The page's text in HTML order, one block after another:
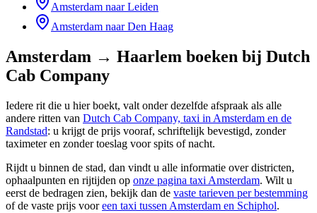
Amsterdam naar Leiden
Amsterdam naar Den Haag
Amsterdam → Haarlem boeken bij Dutch
Cab Company
Iedere rit die u hier boekt, valt onder dezelfde afspraak als alle
andere ritten van Dutch Cab Company, taxi in Amsterdam en de
Randstad: u krijgt de prijs vooraf, schriftelijk bevestigd, zonder
taximeter en zonder toeslag voor spits of nacht.
Rijdt u binnen de stad, dan vindt u alle informatie over districten,
ophaalpunten en rijtijden op onze pagina taxi Amsterdam. Wilt u
eerst de bedragen zien, bekijk dan de vaste tarieven per bestemming
of de vaste prijs voor een taxi tussen Amsterdam en Schiphol.